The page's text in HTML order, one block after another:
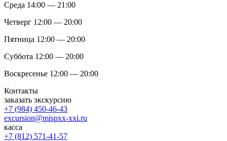
Среда 14:00 — 21:00
Четверг 12:00 — 20:00
Пятница 12:00 — 20:00
Суббота 12:00 — 20:00
Воскресенье 12:00 — 20:00
Контакты
заказать экскурсию
+7 (984) 450-46-43
excursion@mispxx-xxi.ru
касса
+7 (812) 571-41-57